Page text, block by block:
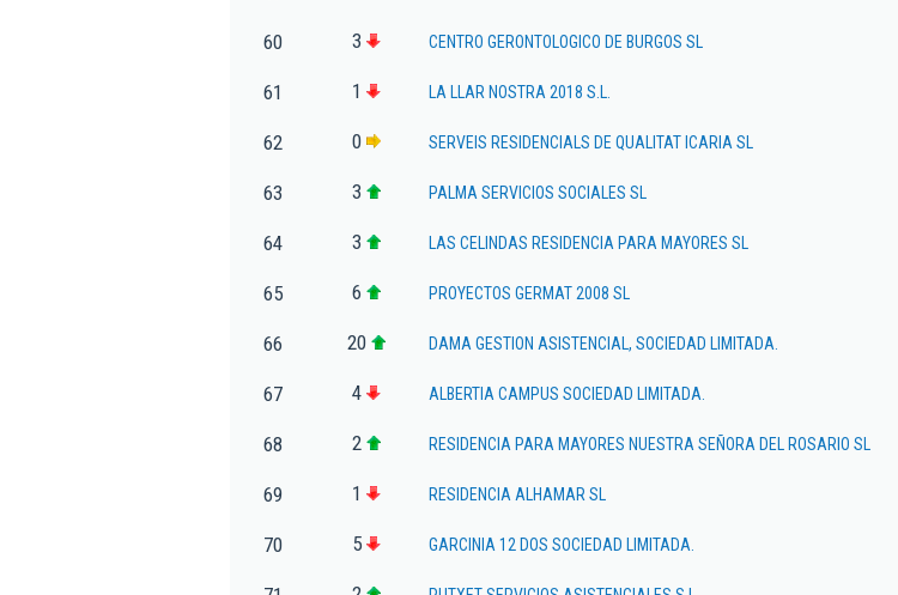
60 3 CENTRO GERONTOLOGICO DE BURGOS SL
61 1 LA LLAR NOSTRA 2018 S.L.
62 0 SERVEIS RESIDENCIALS DE QUALITAT ICARIA SL
63 3 PALMA SERVICIOS SOCIALES SL
64 3 LAS CELINDAS RESIDENCIA PARA MAYORES SL
65 6 PROYECTOS GERMAT 2008 SL
66 20 DAMA GESTION ASISTENCIAL, SOCIEDAD LIMITADA.
67 4 ALBERTIA CAMPUS SOCIEDAD LIMITADA.
68 2 RESIDENCIA PARA MAYORES NUESTRA SEÑORA DEL ROSARIO SL
69 1 RESIDENCIA ALHAMAR SL
70 5 GARCINIA 12 DOS SOCIEDAD LIMITADA.